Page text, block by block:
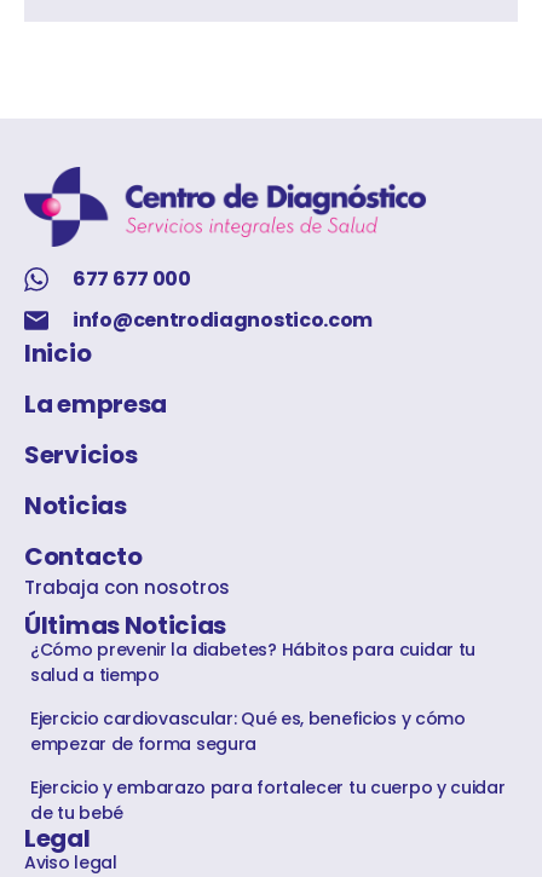
677 677 000
info@centrodiagnostico.com
Inicio
La empresa
Servicios
Noticias
Contacto
Trabaja con nosotros
Últimas Noticias
¿Cómo prevenir la diabetes? Hábitos para cuidar tu
salud a tiempo
Ejercicio cardiovascular: Qué es, beneficios y cómo
empezar de forma segura
Ejercicio y embarazo para fortalecer tu cuerpo y cuidar
de tu bebé
Legal
Aviso legal